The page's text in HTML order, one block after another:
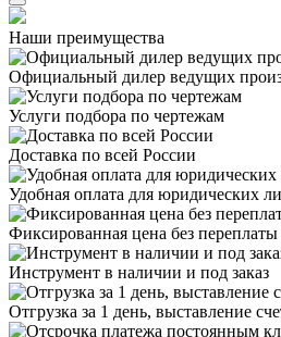
Наши преимущества
Официальный дилер ведущих
Услуги подбора по чертежам
Доставка по всей России
Удобная оплата для юридических
Фиксированная цена без
Инструмент в наличии и под заказ
Отгрузка за 1 день, выставление